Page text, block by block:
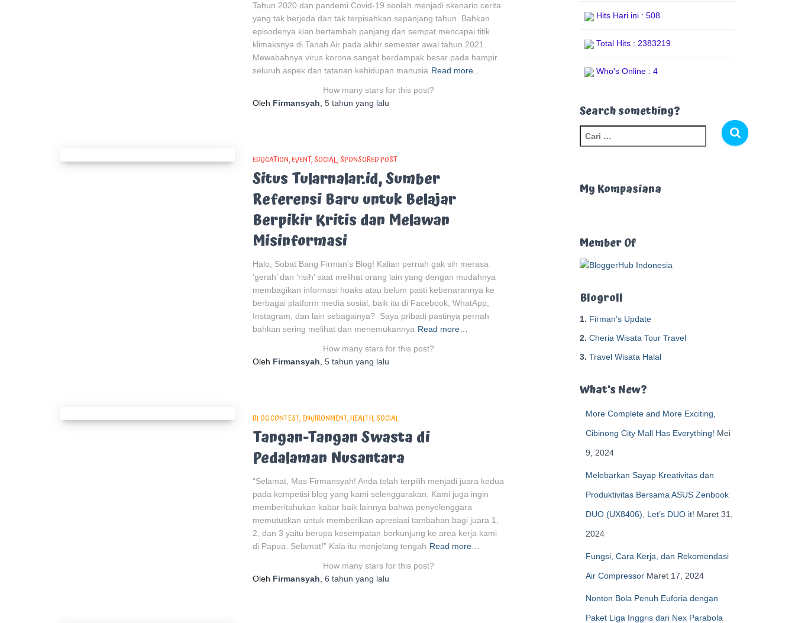
Tahun 2020 dan pandemi Covid-19 seolah menjadi skenario cerita
yang tak berjeda dan tak terpisahkan sepanjang tahun. Bahkan
episodenya kian bertambah panjang dan sempat mencapai titik
klimaksnya di Tanah Air pada akhir semester awal tahun 2021.
Mewabahnya virus korona sangat berdampak besar pada hampir
seluruh aspek dan tatanan kehidupan manusia Read more…
How many stars for this post?
Oleh Firmansyah 5 tahun yang lalu
EDUCATION EVENT SOCIAL SPONSORED POST
Situs Tularnalar.id, Sumber
Referensi Baru untuk Belajar
Berpikir Kritis dan Melawan
Misinformasi
Halo, Sobat Bang Firman’s Blog! Kalian pernah gak sih merasa
‘gerah’ dan ‘risih’ saat melihat orang lain yang dengan mudahnya
membagikan informasi hoaks atau belum pasti kebenarannya ke
berbagai platform media sosial, baik itu di Facebook, WhatApp,
Instagram, dan lain sebagainya? Saya pribadi pastinya pernah
bahkan sering melihat dan menemukannya Read more…
How many stars for this post?
Oleh Firmansyah 5 tahun yang lalu
BLOG CONTEST ENVIRONMENT HEALTH SOCIAL
Tangan-Tangan Swasta di
Pedalaman Nusantara
“Selamat, Mas Firmansyah! Anda telah terpilih menjadi juara kedua
pada kompetisi blog yang kami selenggarakan. Kami juga ingin
memberitahukan kabar baik lainnya bahwa penyelenggara
memutuskan untuk memberikan apresiasi tambahan bagi juara 1,
2, dan 3 yaitu berupa kesempatan berkunjung ke area kerja kami
di Papua. Selamat!” Kala itu menjelang tengah Read more…
How many stars for this post?
Oleh Firmansyah 6 tahun yang lalu
Hits Hari ini : 508
Total Hits : 2383219
Who's Online : 4
Search something?
a
u
k
:
My Kompasiana
Member Of
Blogroll
1. Firman’s Update
2. Cheria Wisata Tour Travel
3. Travel Wisata Halal
What’s New?
More Complete and More Exciting,
Cibinong City Mall Has Everything! Mei
9, 2024
Melebarkan Sayap Kreativitas dan
Produktivitas Bersama ASUS Zenbook
DUO (UX8406), Let’s DUO it! Maret 31,
2024
Fungsi, Cara Kerja, dan Rekomendasi
Air Compressor Maret 17, 2024
Nonton Bola Penuh Euforia dengan
Paket Liga Inggris dari Nex Parabola